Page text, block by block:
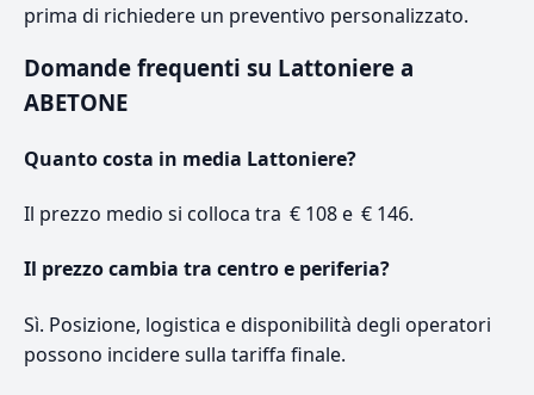
prima di richiedere un preventivo personalizzato.
Domande frequenti su Lattoniere a
ABETONE
Quanto costa in media Lattoniere?
Il prezzo medio si colloca tra € 108 e € 146.
Il prezzo cambia tra centro e periferia?
Sì. Posizione, logistica e disponibilità degli operatori
possono incidere sulla tariffa finale.